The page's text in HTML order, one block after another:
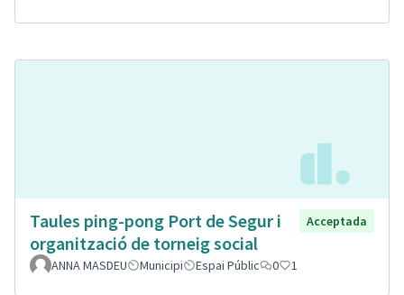
Taules ping-pong Port de Segur i
organització de torneig social
Acceptada
ANNA MASDEU Municipi Espai Públic 0 1